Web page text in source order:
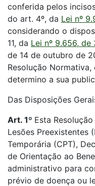
conferida pelos incisos
do art. 4º, da Lei nº
considerando o
11, da Lei nº 9.656,
de 14 de outubro de
Resolução
determino a sua
Das Disposições
Art. 1º Esta
Lesões Preexistentes
Temporária (CPT),
de Orientação ao
administrativo para
prévio de doença ou